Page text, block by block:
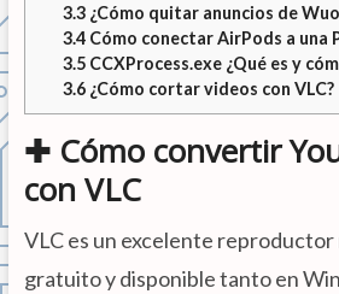
3.3 ¿Cómo quitar anuncios de
3.4 Cómo conectar AirPods a una
3.5 CCXProcess.exe ¿Qué es y
3.6 ¿Cómo cortar videos con VLC?
✚ Cómo convertir
con VLC
VLC es un excelente
gratuito y disponible tanto en